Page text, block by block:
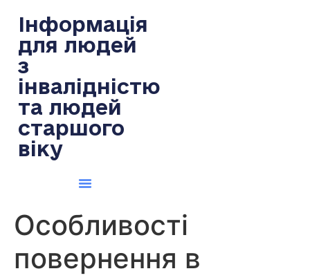
Інформація
для людей
з
інвалідністю
та людей
старшого
віку
Особливості
повернення в